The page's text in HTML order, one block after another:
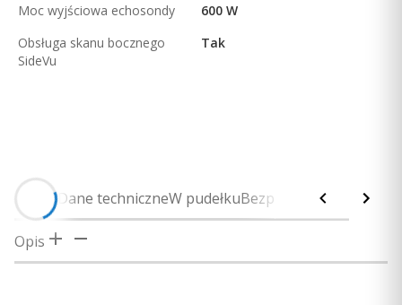
Moc wyjściowa echosondy
600 W
Obsługa skanu bocznego
SideVu
Tak
Dane techniczneW pudełkuBezpieczeństwo
Opis